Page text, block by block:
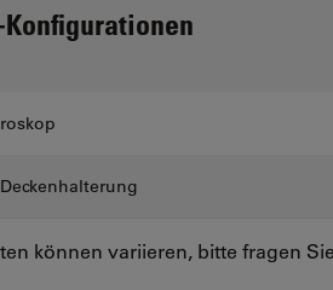
Konfigurationen
können variieren, bitte fragen